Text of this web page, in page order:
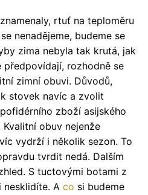
rtuť na teploměru
nenadějeme, budeme se
zima nebyla tak krutá, jak
rozhodně se
zimní obuvi. Důvodů,
stovek navíc a zvolit
zboží asijského
obuv nejenže
vydrží i několik sezon. To
tvrdit nedá. Dalším
S tuctovými botami z
A co si budeme